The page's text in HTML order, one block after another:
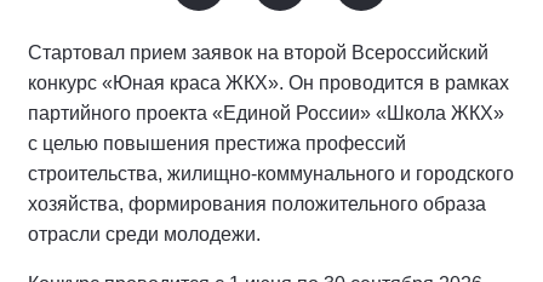
Стартовал прием заявок на второй Всероссийский
конкурс «Юная краса ЖКХ». Он проводится в рамках
партийного проекта «Единой России» «Школа ЖКХ»
с целью повышения престижа профессий
строительства, жилищно-коммунального и городского
хозяйства, формирования положительного образа
отрасли среди молодежи.